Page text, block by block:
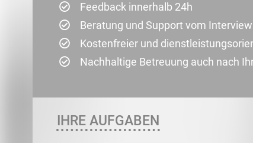
Feedback innerhalb 24h
Beratung und Support vom
Kostenfreier und
Nachhaltige Betreuung auch nach
IHRE AUFGABEN